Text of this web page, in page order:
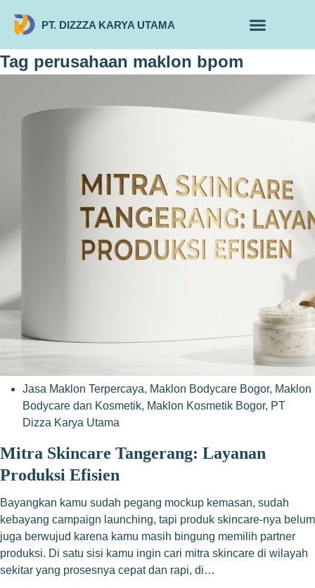
PT. DIZZZA KARYA UTAMA
Tag perusahaan maklon bpom
Jasa Maklon Terpercaya, Maklon Bodycare Bogor, Maklon
Bodycare dan Kosmetik, Maklon Kosmetik Bogor, PT
Dizza Karya Utama
Mitra Skincare Tangerang: Layanan
Produksi Efisien
Bayangkan kamu sudah pegang mockup kemasan, sudah
kebayang campaign launching, tapi produk skincare-nya belum
juga berwujud karena kamu masih bingung memilih partner
produksi. Di satu sisi kamu ingin cari mitra skincare di wilayah
sekitar yang prosesnya cepat dan rapi, di…